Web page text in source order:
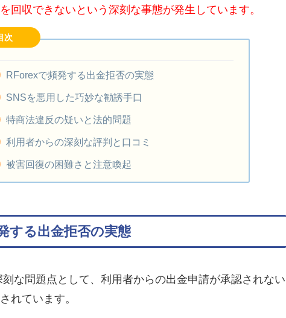
回収できないという深刻な事態が発生しています。
次
RForexで頻発する出金拒否の実態
SNSを悪用した巧妙な勧誘手口
特商法違反の疑いと法的問題
利用者からの深刻な評判と口コミ
被害回復の困難さと注意喚起
する出金拒否の実態
な問題点として、利用者からの出金申請が承認されない
れています。